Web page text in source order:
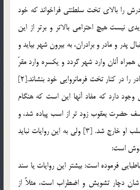
را بالاي تخت سلطنتي فراخواند كه خود
مي زد.[1] و ترديدي نيست هيچ احترامي بالاتر و برتر از اين
پدر و مادر و برادران، به بيرون شهر بيايد و
آنان وارد شهر گردد و يكسره وارد مقرّ
حكومتي شوند، آنگاه پدر و مادر را در كنار تخت فرمانروايي خود بنشاند.[2]
وجود دارد که مفاد آنها این است که هنگام
حضرت یعقوب زود تر از اسب پیاده شد، و
به همین جهت نور نبوت از صلب او خارج شد. [3] ولي به اين روايات نباید
است:
فرموده است: بیشتر این روایات یا سند
دچار تشویش و اضطراب است، مثلاً از